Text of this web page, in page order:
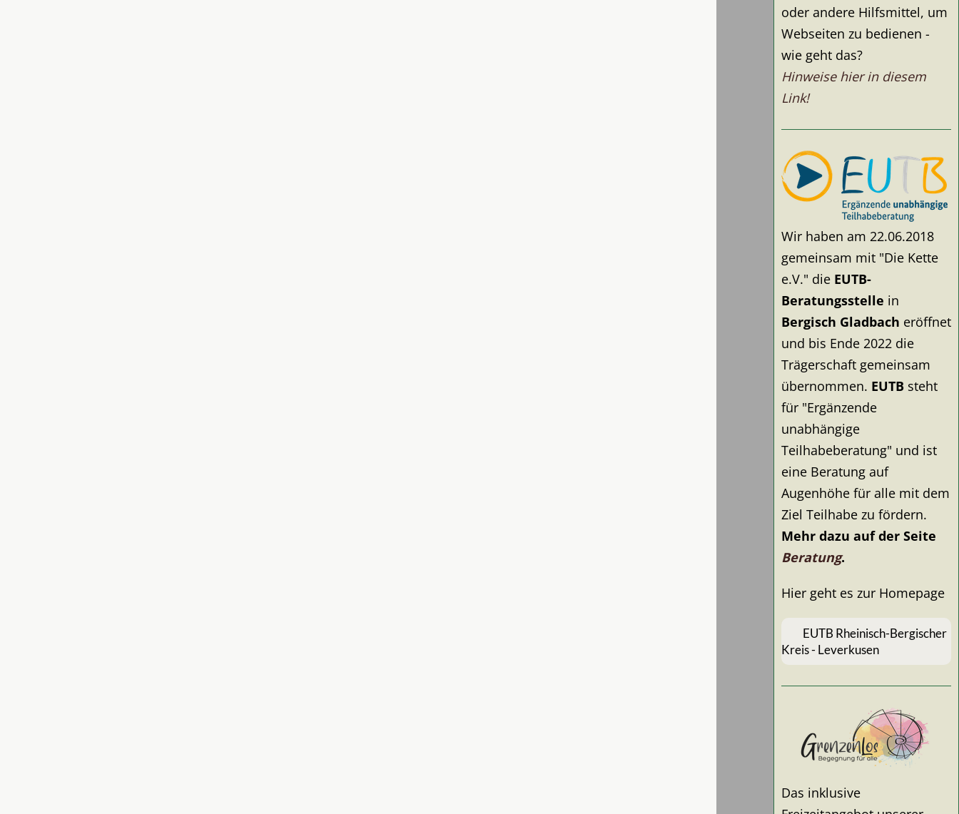
oder andere Hilfsmittel, um
Webseiten zu bedienen -
wie geht das?
Hinweise hier in diesem
Link!
Wir haben am 22.06.2018
gemeinsam mit "Die Kette
e.V." die EUTB-
Beratungsstelle in
Bergisch Gladbach eröffnet
und bis Ende 2022 die
Trägerschaft gemeinsam
übernommen. EUTB steht
für "Ergänzende
unabhängige
Teilhabeberatung" und ist
eine Beratung auf
Augenhöhe für alle mit dem
Ziel Teilhabe zu fördern.
Mehr dazu auf der Seite
Beratung.
Hier geht es zur Homepage
EUTB Rheinisch-Bergischer
Kreis - Leverkusen
Das inklusive